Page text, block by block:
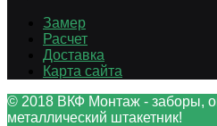
Замер
Расчет
Доставка
Карта сайта
© 2018 ВКФ Монтаж - заборы,
металлический штакетник!